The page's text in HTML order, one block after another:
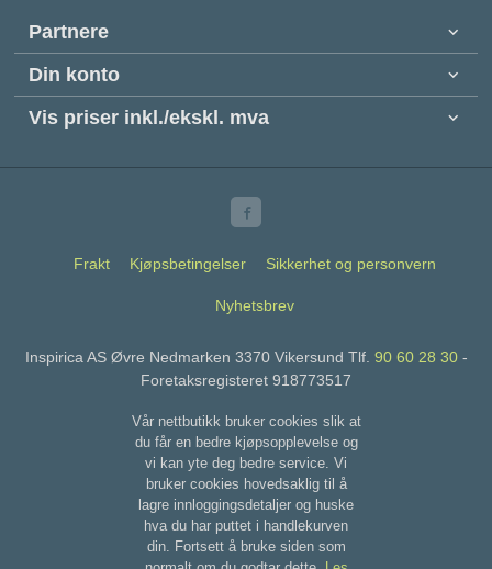
Partnere
Din konto
Vis priser inkl./ekskl. mva
Frakt Kjøpsbetingelser Sikkerhet og personvern
Nyhetsbrev
Inspirica AS Øvre Nedmarken 3370 Vikersund Tlf. 90 60 28 30-
Foretaksregisteret 918773517
Vår nettbutikk bruker cookies slik at
du får en bedre kjøpsopplevelse og
vi kan yte deg bedre service. Vi
bruker cookies hovedsaklig til å
lagre innloggingsdetaljer og huske
hva du har puttet i handlekurven
din. Fortsett å bruke siden som